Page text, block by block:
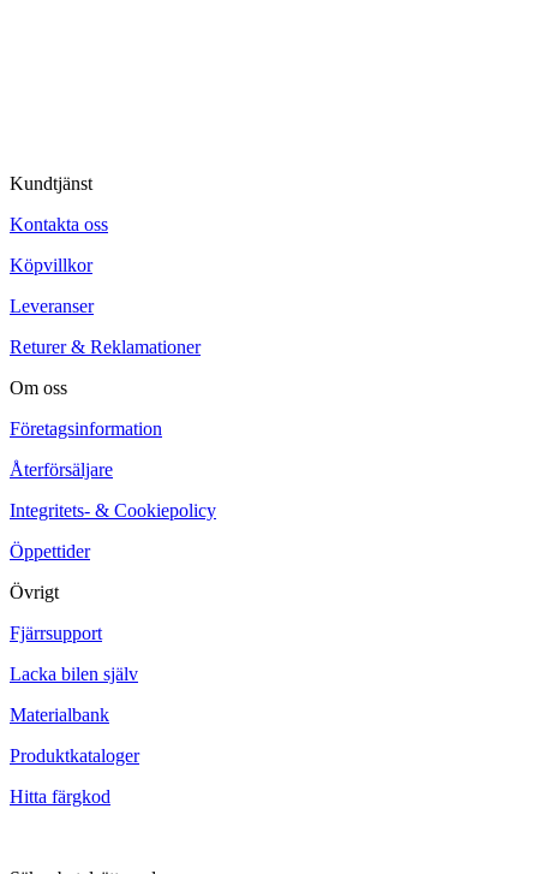
Kundtjänst
Kontakta oss
Köpvillkor
Leveranser
Returer & Reklamationer
Om oss
Företagsinformation
Återförsäljare
Integritets- & Cookiepolicy
Öppettider
Övrigt
Fjärrsupport
Lacka bilen själv
Materialbank
Produktkataloger
Hitta färgkod